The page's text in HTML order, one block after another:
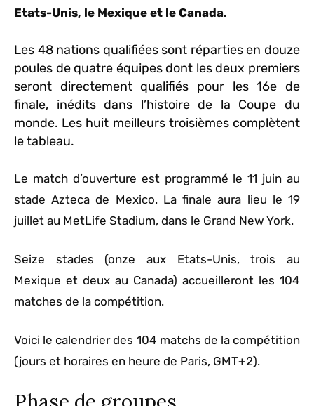
Etats-Unis, le Mexique et le Canada.
Les 48 nations qualifiées sont réparties en douze
poules de quatre équipes dont les deux premiers
seront directement qualifiés pour les 16e de
finale, inédits dans l’histoire de la Coupe du
monde. Les huit meilleurs troisièmes complètent
le tableau.
Le match d’ouverture est programmé le 11 juin au
stade Azteca de Mexico. La finale aura lieu le 19
juillet au MetLife Stadium, dans le Grand New York.
Seize stades (onze aux Etats-Unis, trois au
Mexique et deux au Canada) accueilleront les 104
matches de la compétition.
Voici le calendrier des 104 matchs de la compétition
(jours et horaires en heure de Paris, GMT+2).